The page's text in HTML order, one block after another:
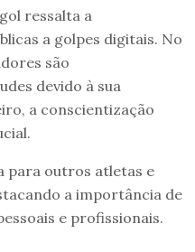
ressalta a
a golpes digitais. No
são
devido à sua
a conscientização
para outros atletas e
a importância de
e profissionais.